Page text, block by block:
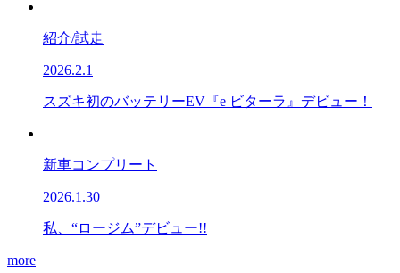
紹介/試走
2026.2.1
スズキ初のバッテリーEV『e ビターラ』デビュー！
新車コンプリート
2026.1.30
私、“ロージム”デビュー!!
more